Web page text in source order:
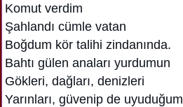
Komut verdim
Şahlandı cümle vatan
Boğdum kör talihi zindanında.
Bahtı gülen anaları yurdumun
Gökleri, dağları, denizleri
Yarınları, güvenip de uyuduğum